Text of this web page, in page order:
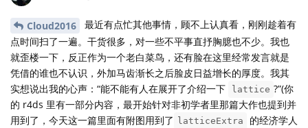
Cloud2016
最近有点忙其他事情，顾不上认真看，刚刚趁着有
点时间扫了一遍。干货很多，对一些不平事直抒胸臆也不少。我也
就歪楼一下，反正作为一个老白菜鸟，还有脸在这里经常发言就是
凭借的谁也不认识，外加马齿渐长之后脸皮日益增长的厚度。我其
实想说出我的心声：“能不能有人在展开了介绍一下
lattice ?”(你
的 r4ds 里有一部分内容，最开始针对非初学者里那篇大作也提到并
用到了，今天这一篇里面有附图用到了 latticeExtra 的经济学人